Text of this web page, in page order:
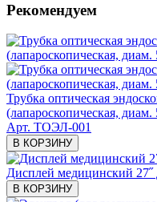
Рекомендуем
Трубка оптическая
(лапароскопическая,
Арт. ТОЭЛ-001
В КОРЗИНУ
Дисплей медицинский
В КОРЗИНУ